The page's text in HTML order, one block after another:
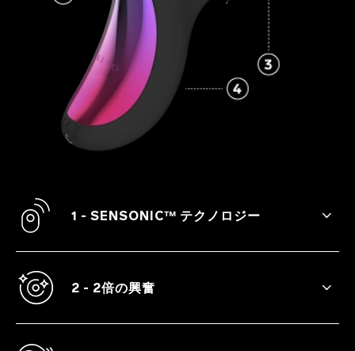
1 - SENSONIC™ テクノロジー
ENIGMA™ Cruise の音波は、直接触れるこ
激し、圧倒的な快感をもたらします。
2 - 2倍の興奮
クリトリスの見える部分も見えない部分もG